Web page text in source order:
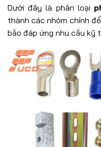
Dưới đây là phân loại
thành các nhóm chính
bảo đáp ứng nhu cầu kỹ